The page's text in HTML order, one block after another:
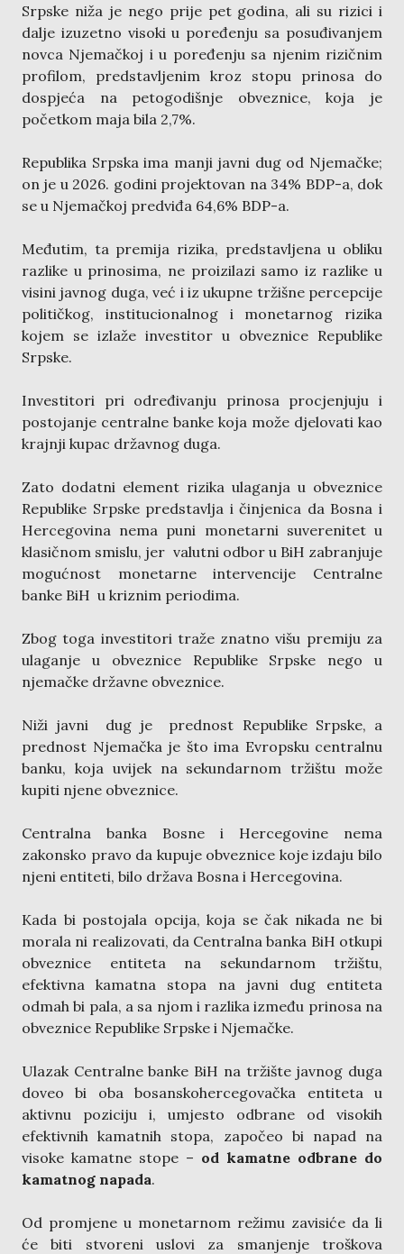
Srpske niža je nego prije pet godina, ali su rizici i
dalje izuzetno visoki u poređenju sa posuđivanjem
novca Njemačkoj i u poređenju sa njenim rizičnim
profilom, predstavljenim kroz stopu prinosa do
dospjeća na petogodišnje obveznice, koja je
početkom maja bila 2,7%.
Republika Srpska ima manji javni dug od Njemačke;
on je u 2026. godini projektovan na 34% BDP-a, dok
se u Njemačkoj predviđa 64,6% BDP-a.
Međutim, ta premija rizika, predstavljena u obliku
razlike u prinosima, ne proizilazi samo iz razlike u
visini javnog duga, već i iz ukupne tržišne percepcije
političkog, institucionalnog i monetarnog rizika
kojem se izlaže investitor u obveznice Republike
Srpske.
Investitori pri određivanju prinosa procjenjuju i
postojanje centralne banke koja može djelovati kao
krajnji kupac državnog duga.
Zato dodatni element rizika ulaganja u obveznice
Republike Srpske predstavlja i činjenica da Bosna i
Hercegovina nema puni monetarni suverenitet u
klasičnom smislu, jer valutni odbor u BiH zabranjuje
mogućnost monetarne intervencije Centralne
banke BiH u kriznim periodima.
Zbog toga investitori traže znatno višu premiju za
ulaganje u obveznice Republike Srpske nego u
njemačke državne obveznice.
Niži javni dug je prednost Republike Srpske, a
prednost Njemačka je što ima Evropsku centralnu
banku, koja uvijek na sekundarnom tržištu može
kupiti njene obveznice.
Centralna banka Bosne i Hercegovine nema
zakonsko pravo da kupuje obveznice koje izdaju bilo
njeni entiteti, bilo država Bosna i Hercegovina.
Kada bi postojala opcija, koja se čak nikada ne bi
morala ni realizovati, da Centralna banka BiH otkupi
obveznice entiteta na sekundarnom tržištu,
efektivna kamatna stopa na javni dug entiteta
odmah bi pala, a sa njom i razlika između prinosa na
obveznice Republike Srpske i Njemačke.
Ulazak Centralne banke BiH na tržište javnog duga
doveo bi oba bosanskohercegovačka entiteta u
aktivnu poziciju i, umjesto odbrane od visokih
efektivnih kamatnih stopa, započeo bi napad na
visoke kamatne stope – od kamatne odbrane do
kamatnog napada.
Od promjene u monetarnom režimu zavisiće da li
će biti stvoreni uslovi za smanjenje troškova